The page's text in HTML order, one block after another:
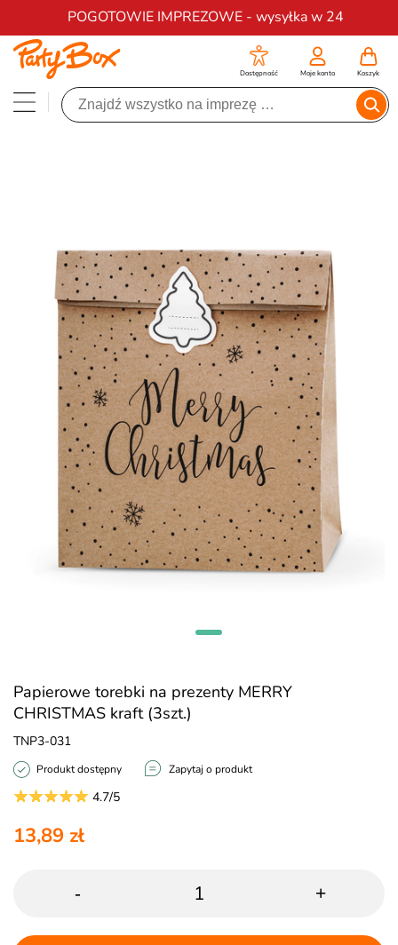
POGOTOWIE IMPREZOWE - wysyłka w 24
Darmowa dostawa na zamówienia od 200 zł
Dostępność Moje konto Koszyk
Papierowe torebki na prezenty MERRY
CHRISTMAS kraft (3szt.)
TNP3-031
Produkt dostępny Zapytaj o produkt
4.7/5
13,89 zł
- +